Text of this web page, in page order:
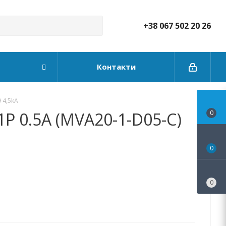
+38 067 502 20 26
Контакти
4,5kA
0.5А (MVA20-1-D05-C) 0
0
0